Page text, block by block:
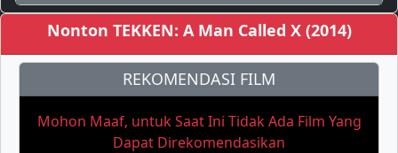
Nonton TEKKEN: A Man Called X (2014)
REKOMENDASI FILM
Mohon Maaf, untuk Saat Ini Tidak Ada Film Yang
Dapat Direkomendasikan